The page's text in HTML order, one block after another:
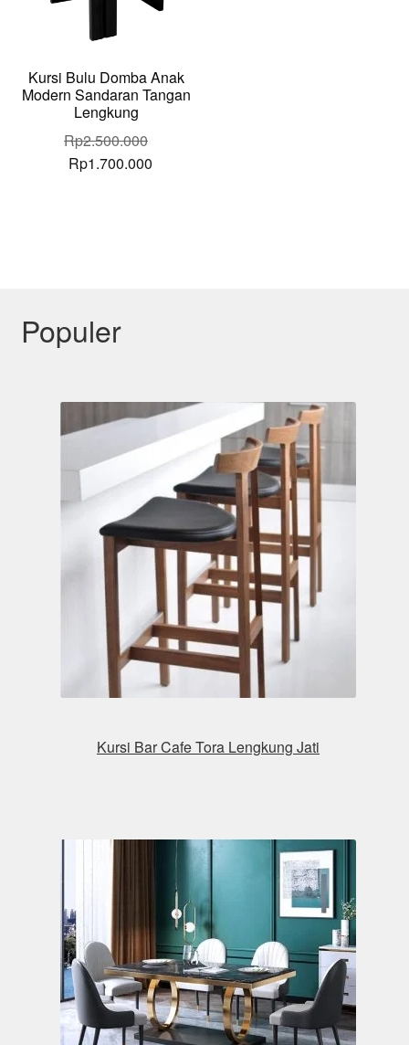
Kursi Bulu Domba Anak
Modern Sandaran Tangan
Lengkung
Rp2.500.000
Original
Rp1.700.000
Populer
Kursi Bar Cafe Tora Lengkung Jati